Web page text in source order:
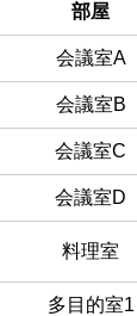
部屋
会議室A
会議室B
会議室C
会議室D
料理室
多目的室1